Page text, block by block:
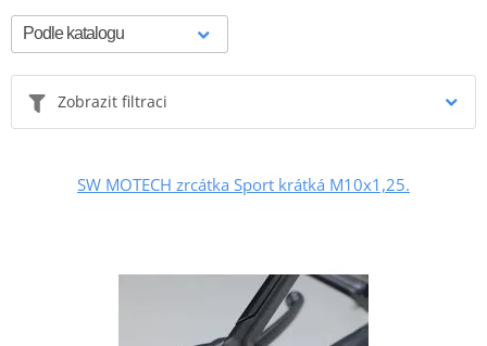
Zobrazit filtraci
SW MOTECH zrcátka Sport krátká M10x1,25.